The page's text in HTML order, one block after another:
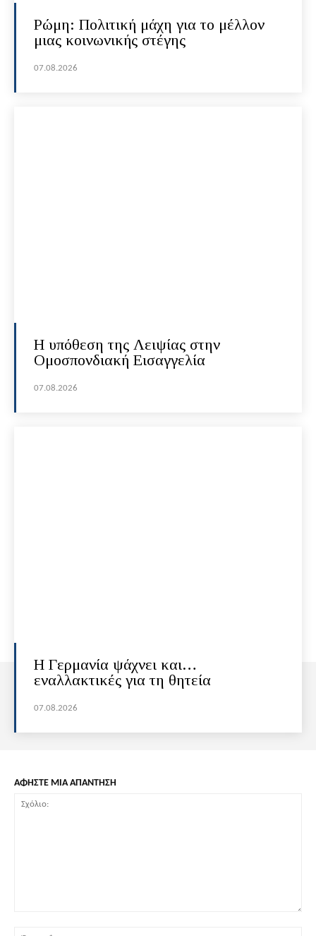
Ρώμη: Πολιτική μάχη για το μέλλον
μιας κοινωνικής στέγης
07.08.2026
Η υπόθεση της Λειψίας στην
Ομοσπονδιακή Εισαγγελία
07.08.2026
H Γερμανία ψάχνει και…
εναλλακτικές για τη θητεία
07.08.2026
ΑΦΗΣΤΕ ΜΙΑ ΑΠΑΝΤΗΣΗ